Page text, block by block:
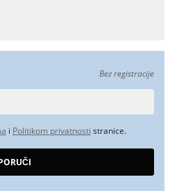
Bez registracije
i Politikom privatnosti stranice.